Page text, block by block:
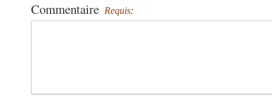
Commentaire Requis: